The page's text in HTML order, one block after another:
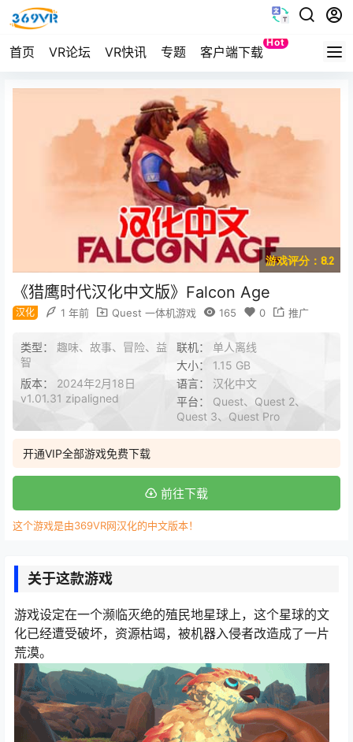
首页 VR论坛 VR快讯 专题 客户端下载
Hot
Quest
游戏评分：8.2
《猎鹰时代汉化中文版》Falcon Age
汉化 1 年前 Quest 一体机游戏 165 0 推广
类型： 趣味、故事、冒险、益
智
联机： 单人离线
大小： 1.15 GB
版本： 2024年2月18日
v1.01.31 zipaligned
语言： 汉化中文
平台： Quest、Quest 2、
Quest 3、Quest Pro
开通VIP全部游戏免费下载
前往下载
这个游戏是由369VR网汉化的中文版本！
关于这款游戏
游戏设定在一个濒临灭绝的殖民地星球上，这个星球的文
化已经遭受破坏，资源枯竭，被机器入侵者改造成了一片
荒漠。